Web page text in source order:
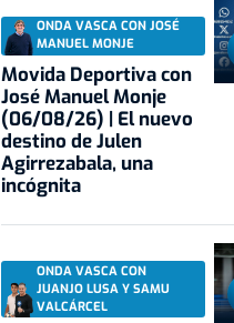
ONDA VASCA CON JOSÉ
MANUEL MONJE
Movida Deportiva con
José Manuel Monje
(06/08/26) | El nuevo
destino de Julen
Agirrezabala, una
incógnita
ONDA VASCA CON
JUANJO LUSA Y SAMU
VALCÁRCEL